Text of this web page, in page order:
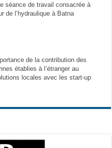
séance de travail consacrée à
de l’hydraulique à Batna
de la contribution des
établies à l’étranger au
locales avec les start-up